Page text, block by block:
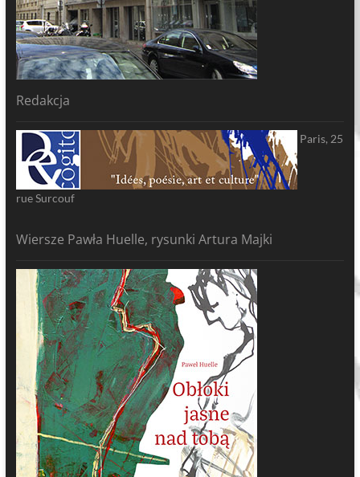
Redakcja
Paris, 25
rue Surcouf
Wiersze Pawła Huelle, rysunki Artura Majki